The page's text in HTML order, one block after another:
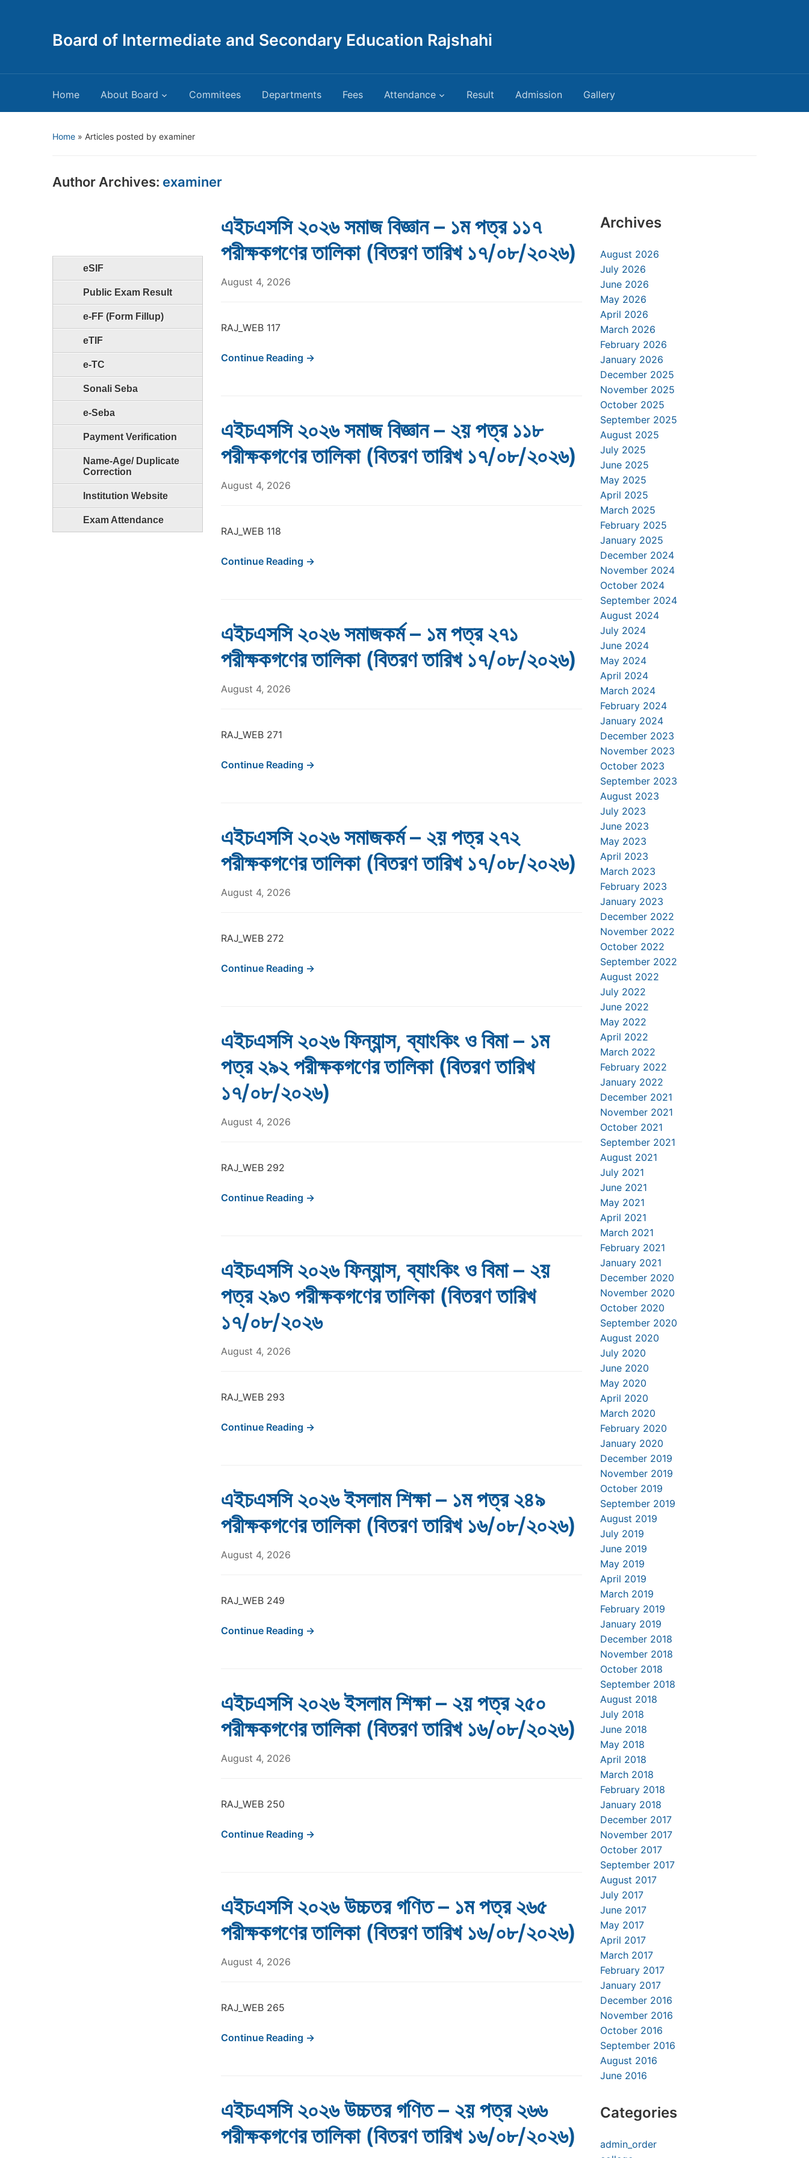
Board of Intermediate and Secondary Education Rajshahi
Home About Board Commitees Departments Fees Attendance Result Admission Gallery
Home » Articles posted by examiner
Author Archives: examiner
eSIF
Public Exam Result
e-FF (Form Fillup)
eTIF
e-TC
Sonali Seba
e-Seba
Payment Verification
Name-Age/ Duplicate
Correction
Institution Website
Exam Attendance
এইচএসসি ২০২৬ সমাজ বিজ্ঞান – ১ম পত্র ১১৭
পরীক্ষকগণের তালিকা (বিতরণ তারিখ ১৭/০৮/২০২৬)
August 4, 2026
RAJ_WEB 117
Continue Reading →
এইচএসসি ২০২৬ সমাজ বিজ্ঞান – ২য় পত্র ১১৮
পরীক্ষকগণের তালিকা (বিতরণ তারিখ ১৭/০৮/২০২৬)
August 4, 2026
RAJ_WEB 118
Continue Reading →
এইচএসসি ২০২৬ সমাজকর্ম – ১ম পত্র ২৭১
পরীক্ষকগণের তালিকা (বিতরণ তারিখ ১৭/০৮/২০২৬)
August 4, 2026
RAJ_WEB 271
Continue Reading →
এইচএসসি ২০২৬ সমাজকর্ম – ২য় পত্র ২৭২
পরীক্ষকগণের তালিকা (বিতরণ তারিখ ১৭/০৮/২০২৬)
August 4, 2026
RAJ_WEB 272
Continue Reading →
এইচএসসি ২০২৬ ফিন্যান্স, ব্যাংকিং ও বিমা – ১ম
পত্র ২৯২ পরীক্ষকগণের তালিকা (বিতরণ তারিখ
১৭/০৮/২০২৬)
August 4, 2026
RAJ_WEB 292
Continue Reading →
এইচএসসি ২০২৬ ফিন্যান্স, ব্যাংকিং ও বিমা – ২য়
পত্র ২৯৩ পরীক্ষকগণের তালিকা (বিতরণ তারিখ
১৭/০৮/২০২৬
August 4, 2026
RAJ_WEB 293
Continue Reading →
এইচএসসি ২০২৬ ইসলাম শিক্ষা – ১ম পত্র ২৪৯
পরীক্ষকগণের তালিকা (বিতরণ তারিখ ১৬/০৮/২০২৬)
August 4, 2026
RAJ_WEB 249
Continue Reading →
এইচএসসি ২০২৬ ইসলাম শিক্ষা – ২য় পত্র ২৫০
পরীক্ষকগণের তালিকা (বিতরণ তারিখ ১৬/০৮/২০২৬)
August 4, 2026
RAJ_WEB 250
Continue Reading →
এইচএসসি ২০২৬ উচ্চতর গণিত – ১ম পত্র ২৬৫
পরীক্ষকগণের তালিকা (বিতরণ তারিখ ১৬/০৮/২০২৬)
August 4, 2026
RAJ_WEB 265
Continue Reading →
এইচএসসি ২০২৬ উচ্চতর গণিত – ২য় পত্র ২৬৬
পরীক্ষকগণের তালিকা (বিতরণ তারিখ ১৬/০৮/২০২৬)
Archives
August 2026
July 2026
June 2026
May 2026
April 2026
March 2026
February 2026
January 2026
December 2025
November 2025
October 2025
September 2025
August 2025
July 2025
June 2025
May 2025
April 2025
March 2025
February 2025
January 2025
December 2024
November 2024
October 2024
September 2024
August 2024
July 2024
June 2024
May 2024
April 2024
March 2024
February 2024
January 2024
December 2023
November 2023
October 2023
September 2023
August 2023
July 2023
June 2023
May 2023
April 2023
March 2023
February 2023
January 2023
December 2022
November 2022
October 2022
September 2022
August 2022
July 2022
June 2022
May 2022
April 2022
March 2022
February 2022
January 2022
December 2021
November 2021
October 2021
September 2021
August 2021
July 2021
June 2021
May 2021
April 2021
March 2021
February 2021
January 2021
December 2020
November 2020
October 2020
September 2020
August 2020
July 2020
June 2020
May 2020
April 2020
March 2020
February 2020
January 2020
December 2019
November 2019
October 2019
September 2019
August 2019
July 2019
June 2019
May 2019
April 2019
March 2019
February 2019
January 2019
December 2018
November 2018
October 2018
September 2018
August 2018
July 2018
June 2018
May 2018
April 2018
March 2018
February 2018
January 2018
December 2017
November 2017
October 2017
September 2017
August 2017
July 2017
June 2017
May 2017
April 2017
March 2017
February 2017
January 2017
December 2016
November 2016
October 2016
September 2016
August 2016
June 2016
Categories
admin_order